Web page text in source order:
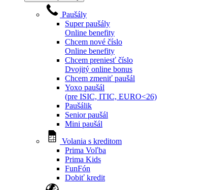
Paušály
Super paušály
Online benefity
Chcem nové číslo
Online benefity
Chcem preniesť číslo
Dvojitý online bonus
Chcem zmeniť paušál
Yoxo paušál
(pre ISIC, ITIC, EURO<26)
Paušálik
Senior paušál
Mini paušál
Volania s kreditom
Prima Voľba
Prima Kids
FunFón
Dobiť kredit